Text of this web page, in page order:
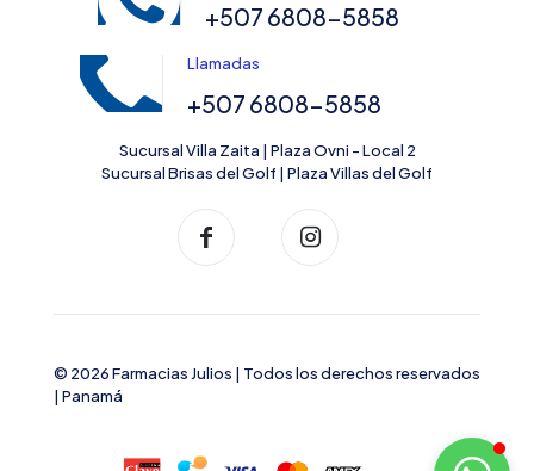
+507 6808-5858
Llamadas
+507 6808-5858
Sucursal Villa Zaita | Plaza Ovni - Local 2
Sucursal Brisas del Golf | Plaza Villas del Golf
© 2026 Farmacias Julios | Todos los derechos reservados
| Panamá